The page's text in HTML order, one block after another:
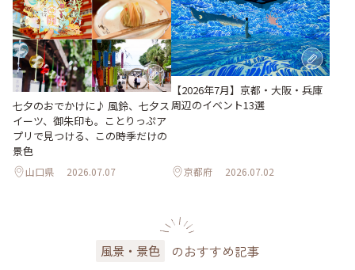
七夕のおでかけに♪ 風鈴、七夕ス
イーツ、御朱印も。ことりっぷア
プリで見つける、この時季だけの
景色
山口県 2026.07.07
【2026年7月】京都・大阪・兵庫
周辺のイベント13選
京都府 2026.07.02
風景・景色 のおすすめ記事